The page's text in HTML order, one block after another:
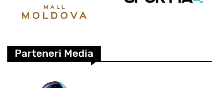
Parteneri Media